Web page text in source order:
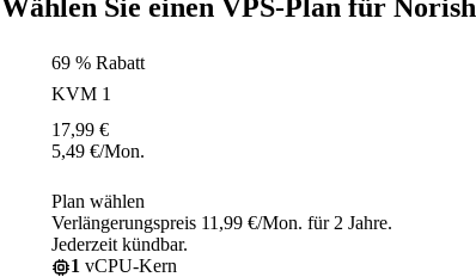
Wählen Sie einen VPS-Plan für Norish
69 % Rabatt
KVM 1
17,99 €
5,49 €/Mon.
Plan wählen
Verlängerungspreis 11,99 €/Mon. für 2 Jahre.
Jederzeit kündbar.
1 vCPU-Kern